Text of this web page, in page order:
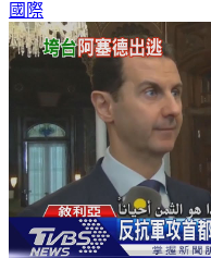
國際